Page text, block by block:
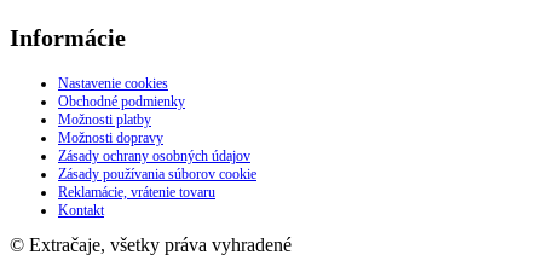
Informácie
Nastavenie cookies
Obchodné podmienky
Možnosti platby
Možnosti dopravy
Zásady ochrany osobných údajov
Zásady používania súborov cookie
Reklamácie, vrátenie tovaru
Kontakt
© Extračaje, všetky práva vyhradené